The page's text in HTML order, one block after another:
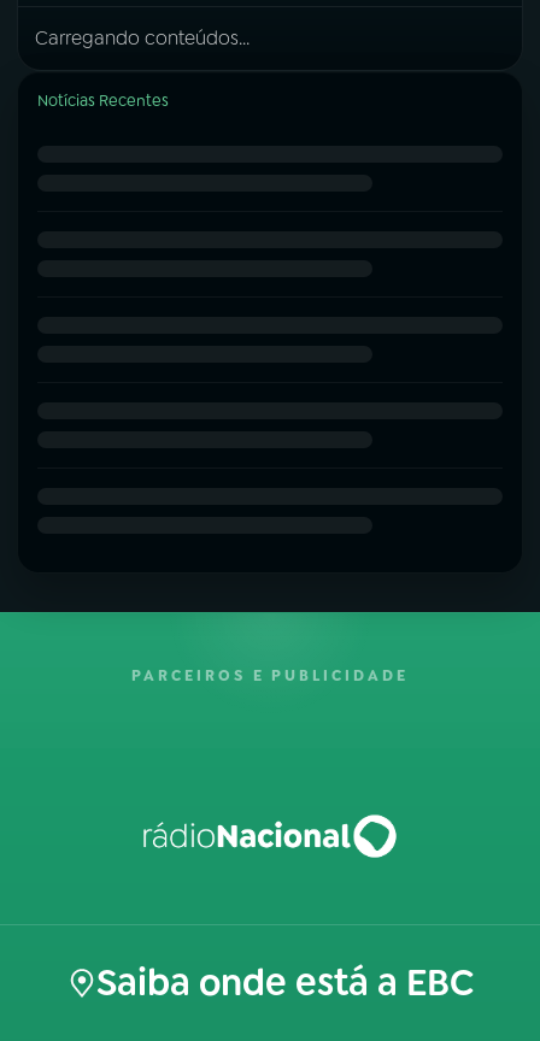
Carregando conteúdos...
Notícias Recentes
PARCEIROS E PUBLICIDADE
Saiba onde está a EBC